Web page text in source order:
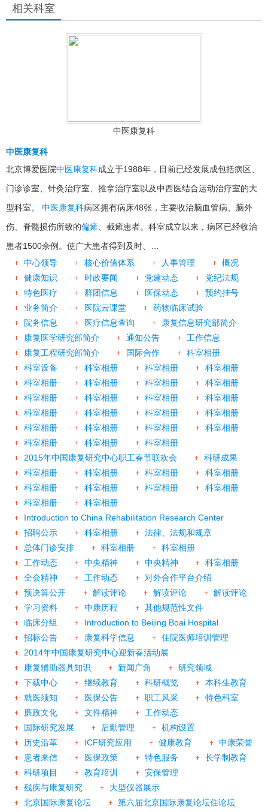
相关科室
中医康复科
中医康复科
北京博爱医院中医康复科成立于1988年，目前已经发展成包括病区、
门诊诊室、针灸治疗室、推拿治疗室以及中西医结合运动治疗室的大
型科室。 中医康复科病区拥有病床48张，主要收治脑血管病、脑外
伤、脊髓损伤所致的偏瘫 、截瘫患者。科室成立以来，病区已经收治
患者1500余例。使广大患者得到及时、…
中心领导
核心价值体系 人事管理
概况
健康知识
时政要闻 党建动态
党纪法规
特色医疗
群团信息 医保动态
预约挂号
业务简介
医院云课堂
药物临床试验
院务信息
医疗信息查询
康复信息研究部简介
康复医学研究部简介
通知公告
工作信息
康复工程研究部简介
国际合作
科室相册
科室设备
科室相册 科室相册
科室相册
科室相册
科室相册 科室相册
科室相册
科室相册
科室相册 科室相册
科室相册
科室相册
科室相册 科室相册
科室相册
科室相册
科室相册 科室相册
科室相册
科室相册
科室相册
科室相册
2015年中国康复研究中心职工春节联欢会
科研成果
科室相册
科室相册 科室相册
科室相册
科室相册
科室相册 科室相册
科室相册
科室相册
科室相册
Introduction to China Rehabilitation Research Center
招聘公示
科室相册
法律、法规和规章
总体门诊安排
科室相册
科室相册
工作动态
中央精神 中央精神
科室相册
全会精神
工作动态
对外合作平台介绍
预决算公开
解读评论 解读评论
解读评论
学习资料
中康历程
其他规范性文件
临床分组
Introduction to Beijing Boai Hospital
招标公告
康复科学信息
住院医师培训管理
2014年中国康复研究中心迎新春活动展
康复辅助器具知识
新闻广角
研究领域
下载中心
继续教育 科研概览
本科生教育
就医须知
医保公告 职工风采
特色科室
廉政文化
文件精神
工作动态
国际研究发展
后勤管理
机构设置
历史沿革
ICF研究应用 健康教育
中康荣誉
患者来信
医保政策 特色服务
长学制教育
科研项目
教育培训
安保管理
残疾与康复研究
大型仪器展示
北京国际康复论坛
第六届北京国际康复论坛住论坛